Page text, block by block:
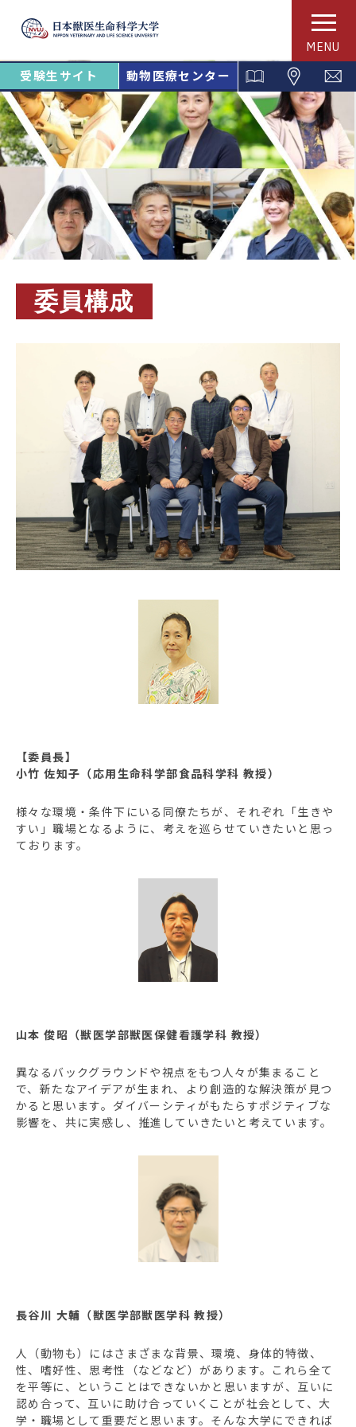
MENU
受験生サイト 動物医療センター
委員構成
【委員長】
小竹 佐知子（応用生命科学部食品科学科 教授）
様々な環境・条件下にいる同僚たちが、それぞれ「生きや
すい」職場となるように、考えを巡らせていきたいと思っ
ております。
山本 俊昭（獣医学部獣医保健看護学科 教授）
異なるバックグラウンドや視点をもつ人々が集まること
で、新たなアイデアが生まれ、より創造的な解決策が見つ
かると思います。ダイバーシティがもたらすポジティブな
影響を、共に実感し、推進していきたいと考えています。
長谷川 大輔（獣医学部獣医学科 教授）
人（動物も）にはさまざまな背景、環境、身体的特徴、
性、嗜好性、思考性（などなど）があります。これら全て
を平等に、ということはできないかと思いますが、互いに
認め合って、互いに助け合っていくことが社会として、大
学・職場として重要だと思います。そんな大学にできれば